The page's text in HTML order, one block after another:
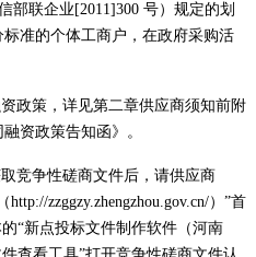
部联企业[2011]300 号）规定的划
准的个体工商户，在政府采购活
政策，详见第二章供应商须知前附
资政策告知函》。
竞争性磋商文件后，请供应商
zzggzy.zhengzhou.gov.cn/）”首
“新点投标文件制作软件（河南